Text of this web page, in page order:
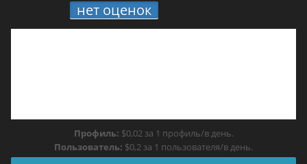
нет оценок
Профиль: $0,02 за 1 профиль/в день.
Пользователь: $0,2 за 1 пользователя/в день.